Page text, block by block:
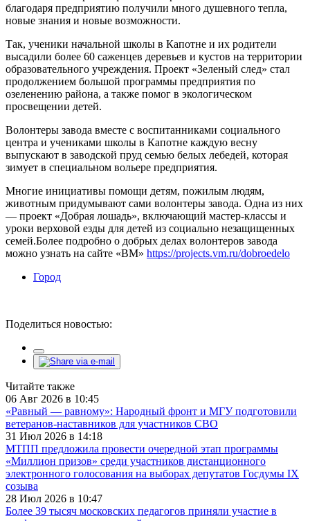
благодаря предприятию получили много душевного тепла,
новые знания и новые возможности.
Так, ученики начальной школы в Капотне и их родители
высадили более 60 саженцев деревьев и кустов на территории
образовательного учреждения. Проект «Зеленый след» стал
продолжением большой программы предприятия по
озеленению района, а также помог в экологическом
просвещении детей.
Волонтеры завода вместе с воспитанниками социального
центра и учениками школы в Капотне каждую весну
выпускают в заводской пруд семью белых лебедей, которая
зимует в специальном вольере предприятия.
Многие инициативы помощи детям, пожилым людям,
животным придумывают сами волонтеры завода. Одна из них
— проект «Добрая лошадь», включающий мастер-классы и
уроки верховой езды для детей из социально незащищенных
семей.Более подробно о добрых делах волонтеров завода
можно узнать на сайте «ВМ» https://projects.vm.ru/dobroedelo
Город
Поделиться новостью:
Читайте также
06 Авг 2026 в 10:45
«Равный — равному»: Народный фронт и МГУ подготовили
ветеранов-наставников для участников СВО
31 Июл 2026 в 14:18
МТПП предложила провести очередной этап программы
«Миллион призов» среди участников дистанционного
электронного голосования на выборах депутатов Госдумы IX
созыва
28 Июл 2026 в 10:47
Более 39 тысяч московских педагогов приняли участие в